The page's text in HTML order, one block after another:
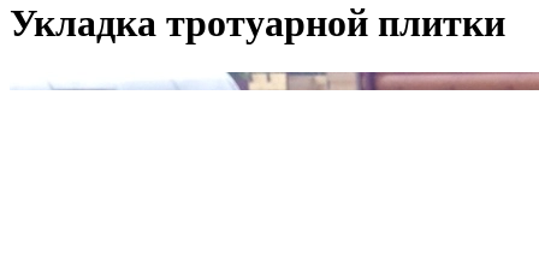
Укладка тротуарной плитки